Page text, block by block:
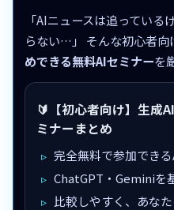
「AIニュースは追ってい
らない…」 そんな初心者向
めできる無料AIセミナーを
🔰【初心者向け】生成
ミナーまとめ
完全無料で参加でき
ChatGPT・Geminiを
比較しやすく、あな